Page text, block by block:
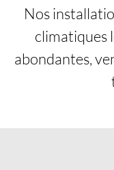
Nos
climatiques
abondantes,